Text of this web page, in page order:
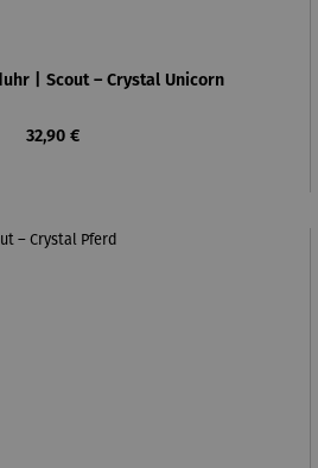
| Scout – Crystal Unicorn
Regulärer Preis:
32,90 €